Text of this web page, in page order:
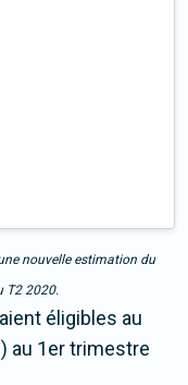
nouvelle estimation du
T2 2020.
éligibles au
au 1er trimestre